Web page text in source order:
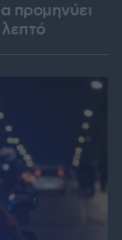
προμηνύει